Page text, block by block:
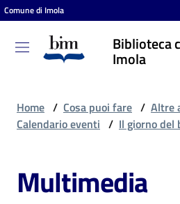
Vai al contenuto
Vai alla navigazione
Vai al footer
Comune di Imola
Biblioteca
Imola
Biblioteca
comunale
Home / Cosa puoi fare / Altre
Calendario eventi / Il giorno del
Multimedia